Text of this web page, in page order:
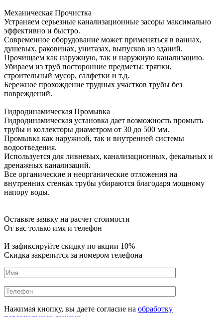
Механическая Прочистка
Устраняем серьезные канализационные засоры максимально
эффективно и быстро.
Современное оборудование может применяться в ваннах,
душевых, раковинах, унитазах, выпусков из зданий.
Прочищаем как наружную, так и наружную канализацию.
Убираем из труб посторонние предметы: тряпки,
строительный мусор, салфетки и т.д.
Бережное прохождение трудных участков трубы без
повреждений.
Гидродинамическая Промывка
Гидродинамическая установка дает возможность промыть
трубы и коллекторы диаметром от 30 до 500 мм.
Промывка как наружной, так и внутренней системы
водоотведения.
Используется для ливневых, канализационных, фекальных и
дренажных канализаций.
Все органические и неорганические отложения на
внутренних стенках трубы убираются благодаря мощному
напору воды.
Оставьте заявку на расчет стоимости
От вас только имя и телефон
И зафиксируйте скидку по акции 10%
Скидка закрепится за номером телефона
Нажимая кнопку, вы даете согласие на обработку